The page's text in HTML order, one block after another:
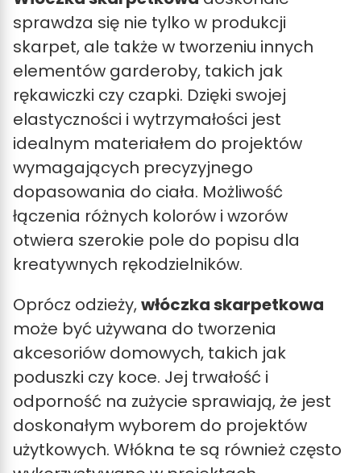
sprawdza się nie tylko w produkcji
skarpet, ale także w tworzeniu innych
elementów garderoby, takich jak
rękawiczki czy czapki. Dzięki swojej
elastyczności i wytrzymałości jest
idealnym materiałem do projektów
wymagających precyzyjnego
dopasowania do ciała. Możliwość
łączenia różnych kolorów i wzorów
otwiera szerokie pole do popisu dla
kreatywnych rękodzielników.
Oprócz odzieży,włóczka skarpetkowa
może być używana do tworzenia
akcesoriów domowych, takich jak
poduszki czy koce. Jej trwałość i
odporność na zużycie sprawiają, że jest
doskonałym wyborem do projektów
użytkowych. Włókna te są również często